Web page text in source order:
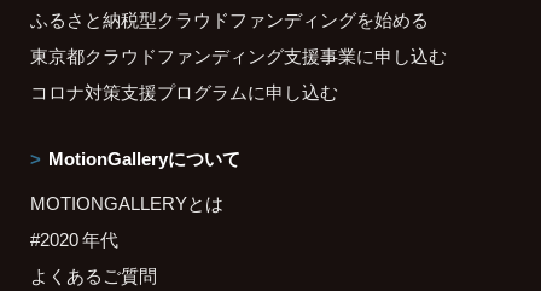
ふるさと納税型クラウドファンディングを始める
東京都クラウドファンディング支援事業に申し込む
コロナ対策支援プログラムに申し込む
MotionGalleryについて
MOTIONGALLERYとは
#2020 年代
よくあるご質問